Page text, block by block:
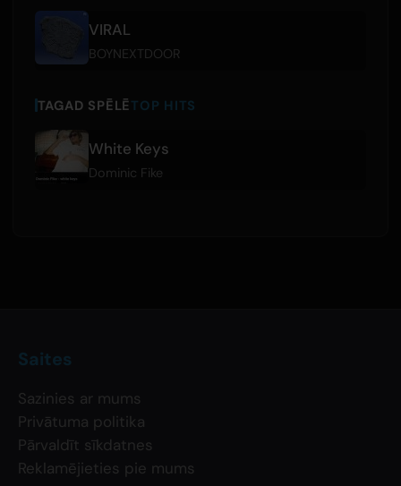
VIRAL
BOYNEXTDOOR
TAGAD SPĒLĒTOP HITS
White Keys
Dominic Fike
Saites
Sazinies ar mums
Privātuma politika
Pārvaldīt sīkdatnes
Reklamējieties pie mums